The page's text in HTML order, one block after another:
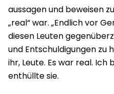
aussagen und beweisen
„real“ war. „Endlich vor
diesen Leuten
und Entschuldigungen zu
ihr, Leute. Es war real. Ich
enthüllte sie.